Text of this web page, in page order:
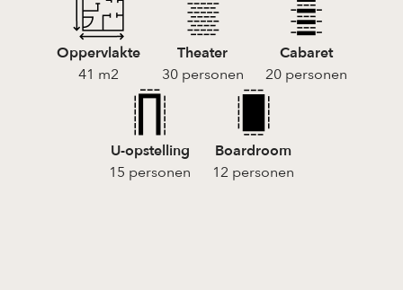
Oppervlakte
41 m2
Theater
30 personen
Cabaret
20 personen
U-opstelling
15 personen
Boardroom
12 personen